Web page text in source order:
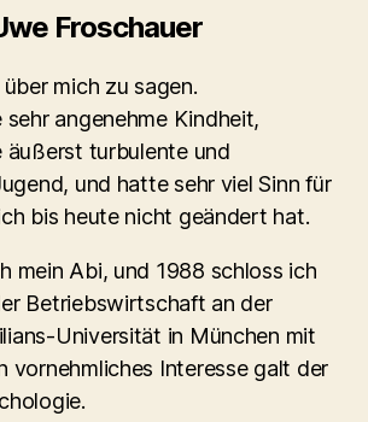
Froschauer
mich zu sagen.
sehr angenehme Kindheit,
äußerst turbulente und
und hatte sehr viel Sinn für
bis heute nicht geändert hat.
mein Abi, und 1988 schloss ich
Betriebswirtschaft an der
Universität in München mit
vornehmliches Interesse galt der